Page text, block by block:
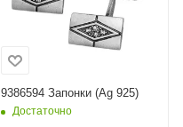
9386594 Запонки (Ag 925)
Достаточно